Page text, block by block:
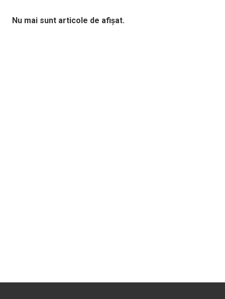
Nu mai sunt articole de afișat.